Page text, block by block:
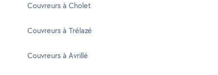
Couvreurs à Cholet
Couvreurs à Trélazé
Couvreurs à Avrillé